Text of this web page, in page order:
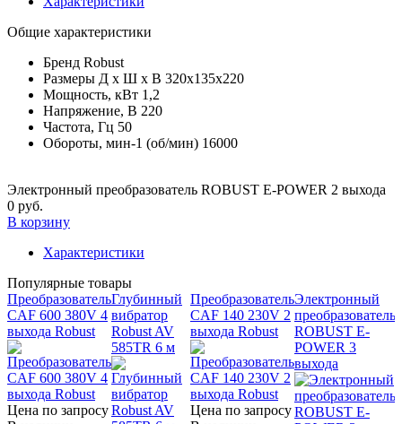
Общие характеристики
Бренд Robust
Размеры Д х Ш х В 320х135х220
Мощность, кВт 1,2
Напряжение, В 220
Частота, Гц 50
Обороты, мин-1 (об/мин) 16000
Электронный преобразователь ROBUST E-POWER 2 выхода
0 руб.
В корзину
Характеристики
Популярные товары
Преобразователь
CAF 600 380V 4
выхода Robust
Цена по запросу
Глубинный
вибратор
Robust AV
585TR 6 м
Преобразователь
CAF 140 230V 2
выхода Robust
Цена по запросу
Электронный
преобразователь
ROBUST E-
POWER 3
выхода